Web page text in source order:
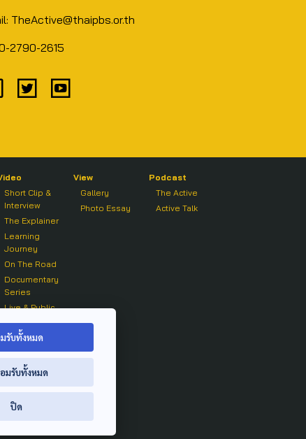
TheActive@thaipbs.or.th
2790-2615
Short Clip &
Interview
The Explainer
Learning
Journey
On The Road
Documentary
Series
Live & Public
On air Clip
View
Gallery
Photo Essay
Podcast
The Active
Active Talk
รับทั้งหมด
มรับทั้งหมด
ปิด